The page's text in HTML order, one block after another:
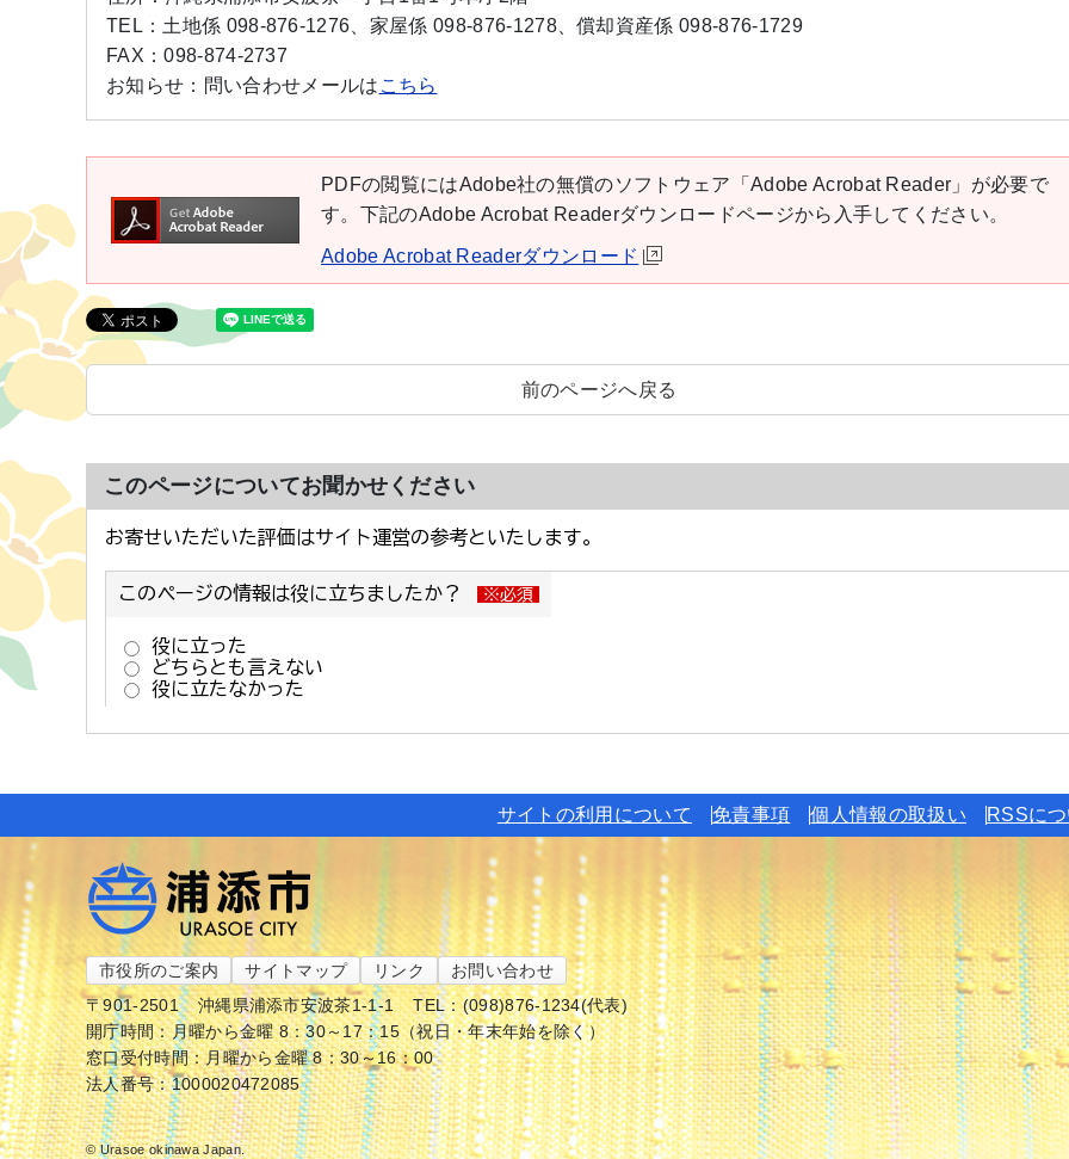
TEL： 土地係 098-876-1276、家屋係 098-876-1278、償却資産係 098-876-1729
FAX：098-874-2737
お知らせ： 問い合わせメールは こちら
PDFの閲覧にはAdobe社の無償のソフトウェア「Adobe Acrobat Reader」が必要で
す。下記のAdobe Acrobat Readerダウンロードページから入手してください。
Adobe Acrobat Readerダウンロード
前のページへ戻る
このページについてお聞かせください
サイトの利用について 免責事項 個人情報の取扱い RSSに
市役所のご案内 サイトマップ リンク
お問い合わせ
〒901-2501
沖縄県浦添市安波茶1-1-1
TEL：(098)876-1234(代表)
開庁時間：月曜から金曜 8：30～17：15（祝日・年末年始を除く）
窓口受付時間：月曜から金曜 8：30～16：00
法人番号：1000020472085
© Urasoe okinawa Japan.